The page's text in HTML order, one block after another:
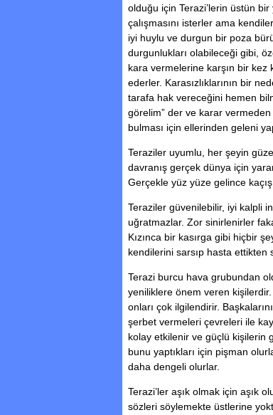
olduğu için Terazi’lerin üstün bir
çalışmasını isterler ama
iyi huylu ve durgun bir poza
durgunlukları olabileceği gibi,
kara vermelerine karşın bir
ederler. Karasızlıklarının bir
tarafa hak vereceğini hemen
görelim” der ve karar
bulması için ellerinden geleni
Teraziler uyumlu, her şeyin
davranış gerçek dünya için
Gerçekle yüz yüze gelince
Teraziler güvenilebilir, iyi kalpli
uğratmazlar. Zor sinirlenirler
Kızınca bir kasırga gibi hiçbir
kendilerini sarsıp hasta ettikten
Terazi burcu hava grubundan
yeniliklere önem veren
onları çok ilgilendirir.
şerbet vermeleri çevreleri ile
kolay etkilenir ve güçlü kişilerin
bunu yaptıkları için pişman
daha dengeli olurlar.
Terazi’ler aşık olmak için aşık
sözleri söylemekte üstlerine